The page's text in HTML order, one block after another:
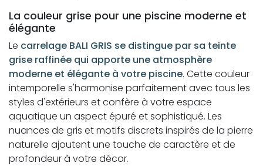
La couleur grise pour une piscine moderne et
élégante
Le carrelage BALI GRIS se distingue par sa teinte
grise raffinée qui apporte une atmosphère
moderne et élégante à votre piscine. Cette couleur
intemporelle s'harmonise parfaitement avec tous les
styles d'extérieurs et confère à votre espace
aquatique un aspect épuré et sophistiqué. Les
nuances de gris et motifs discrets inspirés de la pierre
naturelle ajoutent une touche de caractère et de
profondeur à votre décor.